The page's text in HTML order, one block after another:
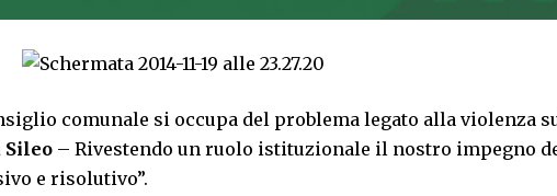
comunale si occupa del problema legato alla violenza
Sileo – Rivestendo un ruolo istituzionale il nostro impegno
e risolutivo”.